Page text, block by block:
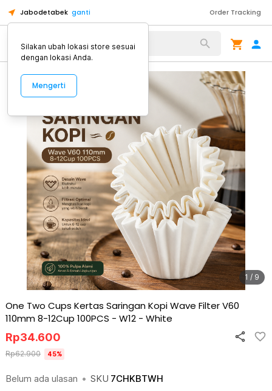
Jabodetabek ganti Order Tracking
Alat Kopi
1 / 9
One Two Cups Kertas Saringan Kopi Wave Filter V60
110mm 8-12Cup 100PCS - W12 - White
Belum ada ulasan • SKU 7CHKBTWH
Rp34.600
Rp62.900 45%
Silakan ubah lokasi store sesuai
dengan lokasi Anda.
Mengerti